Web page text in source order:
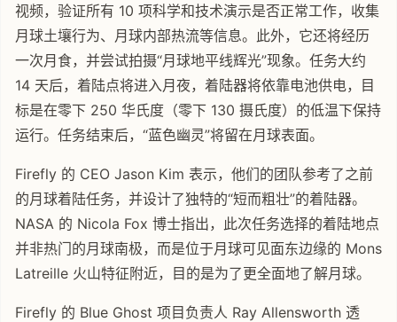
视频，验证所有 10 项科学和技术演示是否正常工作，收集
月球土壤行为、月球内部热流等信息。此外，它还将经历
一次月食，并尝试拍摄“月球地平线辉光”现象。任务大约
14 天后，着陆点将进入月夜，着陆器将依靠电池供电，目
标是在零下 250 华氏度（零下 130 摄氏度）的低温下保持
运行。任务结束后，“蓝色幽灵”将留在月球表面。
Firefly 的 CEO Jason Kim 表示，他们的团队参考了之前
的月球着陆任务，并设计了独特的“短而粗壮”的着陆器。
NASA 的 Nicola Fox 博士指出，此次任务选择的着陆地点
并非热门的月球南极，而是位于月球可见面东边缘的 Mons
Latreille 火山特征附近，目的是为了更全面地了解月球。
Firefly 的 Blue Ghost 项目负责人 Ray Allensworth 透